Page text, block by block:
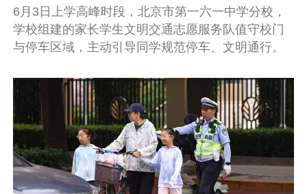
6月3日上学高峰时段，北京市第一六一中学分校，
学校组建的家长学生文明交通志愿服务队值守校门
与停车区域，主动引导同学规范停车、文明通行。